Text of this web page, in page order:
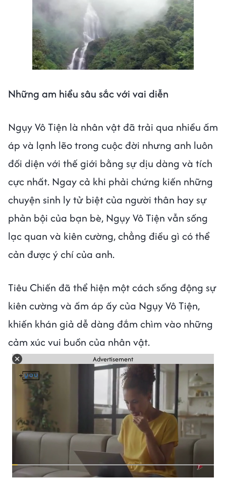
Next video in 3 Cancel
Những am hiểu sâu sắc với vai diễn
Ngụy Vô Tiện là nhân vật đã trải qua nhiều ấm
áp và lạnh lẽo trong cuộc đời nhưng anh luôn
đối diện với thế giới bằng sự dịu dàng và tích
cực nhất. Ngay cả khi phải chứng kiến những
chuyện sinh ly tử biệt của người thân hay sự
phản bội của bạn bè, Ngụy Vô Tiện vẫn sống
lạc quan và kiên cường, chẳng điều gì có thể
cản được ý chí của anh.
Tiêu Chiến đã thể hiện một cách sống động sự
kiên cường và ấm áp ấy của Ngụy Vô Tiện,
khiến khán giả dễ dàng đắm chìm vào những
cảm xúc vui buồn của nhân vật.
Advertisement